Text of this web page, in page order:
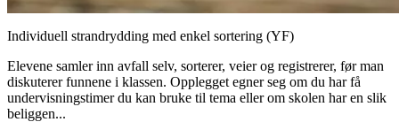
Individuell strandrydding med enkel sortering (YF)
Elevene samler inn avfall selv, sorterer, veier og registrerer, før man
diskuterer funnene i klassen. Opplegget egner seg om du har få
undervisningstimer du kan bruke til tema eller om skolen har en slik
beliggen...